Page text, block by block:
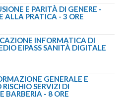
E PARITÀ DI GENERE -
ALLA PRATICA - 3 ORE
INFORMATICA DI
EIPASS SANITÀ DIGITALE
GENERALE E
SERVIZI DI
BARBERIA - 8 ORE